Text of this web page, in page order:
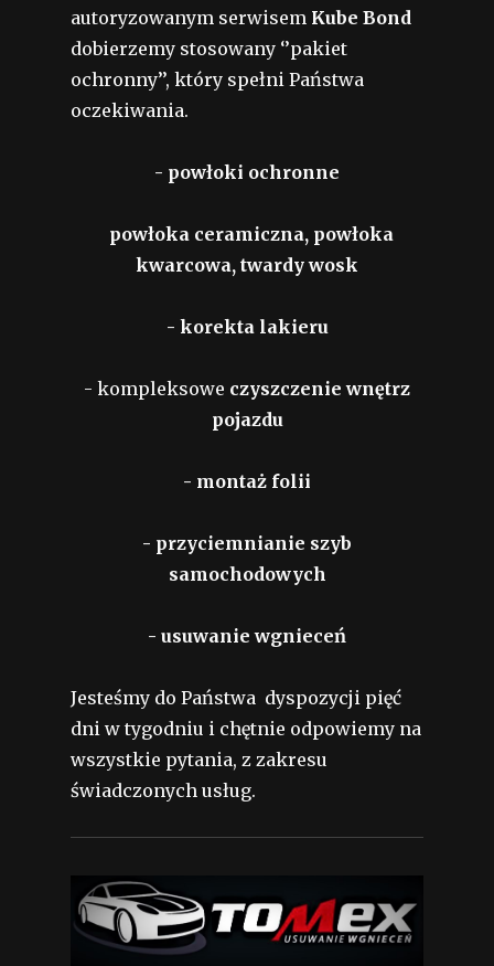
autoryzowanym serwisem Kube Bond
dobierzemy stosowany ‘’pakiet
ochronny’’, który spełni Państwa
oczekiwania.
- powłoki ochronne
powłoka ceramiczna, powłoka
kwarcowa, twardy wosk
- korekta lakieru
- kompleksowe czyszczenie wnętrz
pojazdu
- montaż folii
- przyciemnianie szyb
samochodowych
- usuwanie wgnieceń
Jesteśmy do Państwa dyspozycji pięć
dni w tygodniu i chętnie odpowiemy na
wszystkie pytania, z zakresu
świadczonych usług.